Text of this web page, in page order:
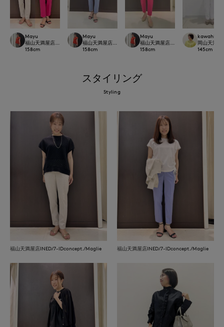
Mayu
福山天満屋店INED/7-IDconcept./Maglie
158cm
Mayu
福山天満屋店INED/7-IDconcept./Maglie
158cm
Mayu
福山天満屋店INED/7-IDconcept./
158cm
kawahi
岡山天満
145cm
スタイリング
Styling
福山天満屋店INED/7-IDconcept./Maglie 福山天満屋店INED/7-IDconcept./Maglie